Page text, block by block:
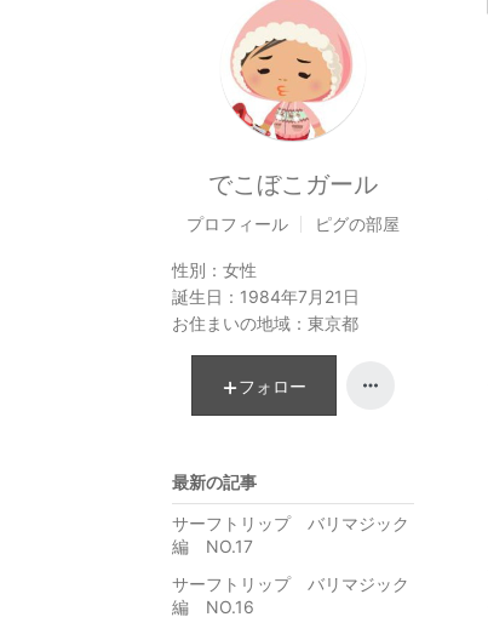
でこぼこガール
プロフィール ピグの部屋
性別： 女性
誕生日： 1984年7月21日
お住まいの地域： 東京都
フォロー
最新の記事
サーフトリップ バリマジック
編 NO.17
サーフトリップ バリマジック
編 NO.16